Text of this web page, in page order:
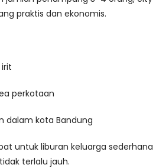
praktis dan ekonomis.
perkotaan
dalam kota Bandung
untuk liburan keluarga sederhana
terlalu jauh.